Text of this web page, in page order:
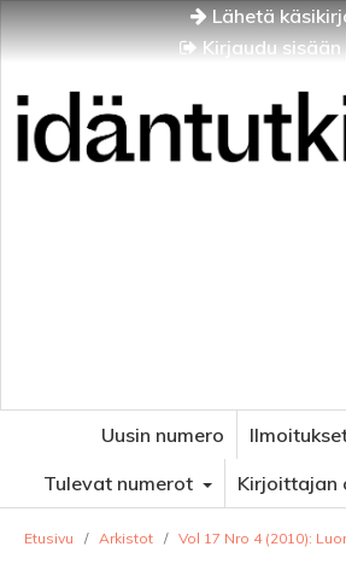
Lähetä
Kirjaudu sisään
Uusin numero
Tulevat numerot
Kirjoittajan
Etusivu / Arkistot / Vol 17 Nro 4 (2010):